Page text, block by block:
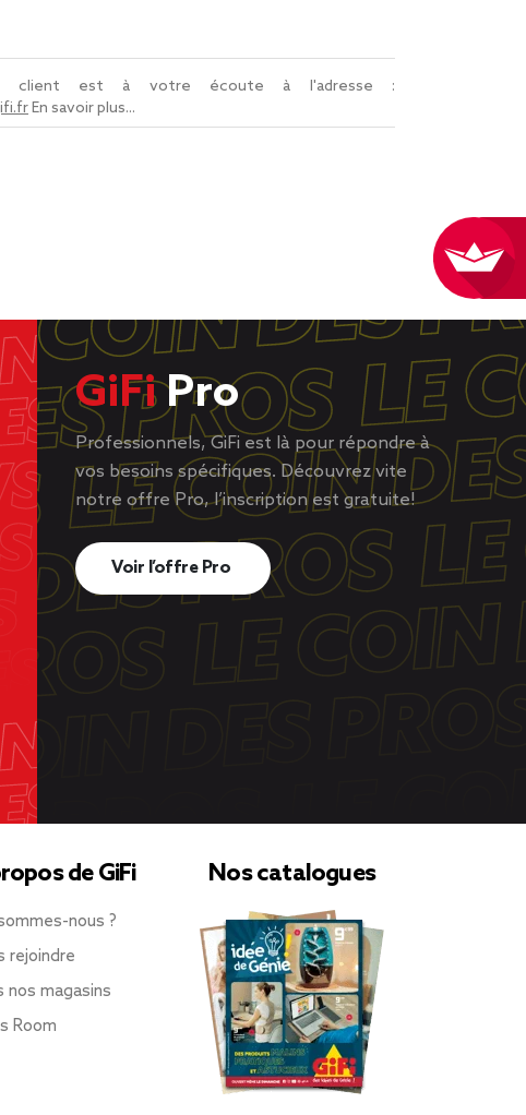
client est à votre écoute à l'adresse :
En savoir plus...
GiFiPro
Professionnels, GiFi est là pour répondre à
vos besoins spécifiques. Découvrez vite
notre offre Pro, l’inscription est gratuite!
Voir l’offre Pro
de GiFi
nous ?
rejoindre
nos magasins
Room
Nos catalogues